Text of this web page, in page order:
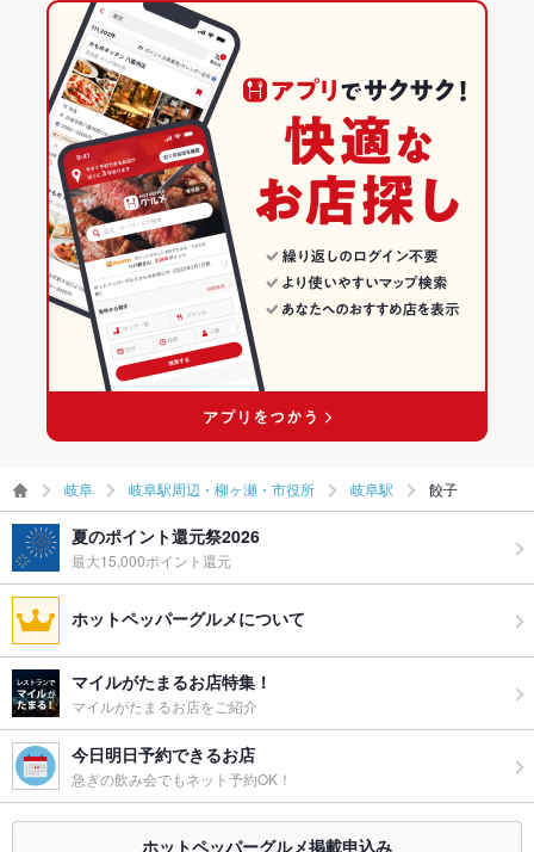
岐阜 岐阜駅周辺・柳ヶ瀬・市役所 岐阜駅 餃子
夏のポイント還元祭2026
最大15,000ポイント還元
ホットペッパーグルメについて
マイルがたまるお店特集！
マイルがたまるお店をご紹介
今日明日予約できるお店
急ぎの飲み会でもネット予約OK！
ホットペッパーグルメ掲載申込み